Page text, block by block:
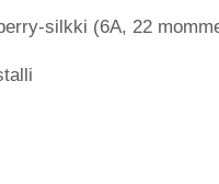
silkki (6A, 22